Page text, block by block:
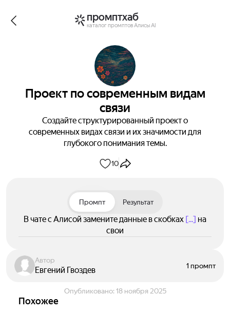
промптхаб
каталог промптов Алисы AI
Проект по современным видам
связи
Создайте структурированный проект о
современных видах связи и их значимости для
глубокого понимания темы.
10
Промпт Результат
В чате с Алисой замените данные в скобках [...] на
свои
Автор
Евгений Гвоздев 1 промпт
Опубликовано: 18 ноября 2025
Похожее